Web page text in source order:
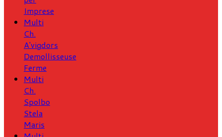
Imprese
Multi
Ch.
A'vigdors
Demollisseuse
Ferme
Multi
Ch.
Spolbo
Stela
Maris